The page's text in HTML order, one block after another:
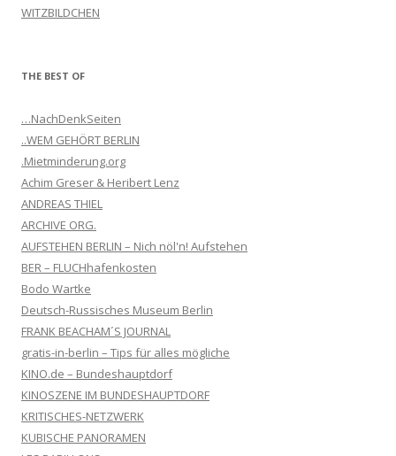
WITZBILDCHEN
THE BEST OF
…NachDenkSeiten
..WEM GEHÖRT BERLIN
.Mietminderung.org
Achim Greser & Heribert Lenz
ANDREAS THIEL
ARCHIVE ORG.
AUFSTEHEN BERLIN – Nich nöl'n! Aufstehen
BER – FLUCHhafenkosten
Bodo Wartke
Deutsch-Russisches Museum Berlin
FRANK BEACHAM´S JOURNAL
gratis-in-berlin – Tips für alles mögliche
KINO.de – Bundeshauptdorf
KINOSZENE IM BUNDESHAUPTDORF
KRITISCHES-NETZWERK
KUBISCHE PANORAMEN